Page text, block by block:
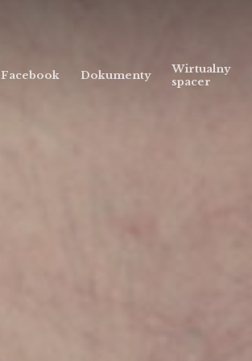
Facebook Dokumenty
Wirtualny
spacer